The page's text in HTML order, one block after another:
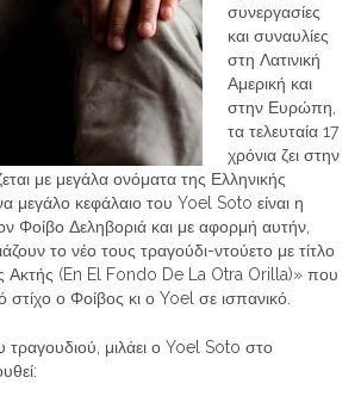
συνεργασίες
και συναυλίες
στη Λατινική
Αμερική και
στην Ευρώπη,
τα τελευταία 17
χρόνια ζει στην
με μεγάλα ονόματα της Ελληνικής
μεγάλο κεφάλαιο του Yoel Soto είναι η
Φοίβο Δεληβοριά και με αφορμή αυτήν,
το νέο τους τραγούδι-ντούετο με τίτλο
Ακτής (En El Fondo De La Otra Orilla)» που
στίχο ο Φοίβος κι ο Yoel σε ισπανικό.
τραγουδιού, μιλάει ο Yoel Soto στο